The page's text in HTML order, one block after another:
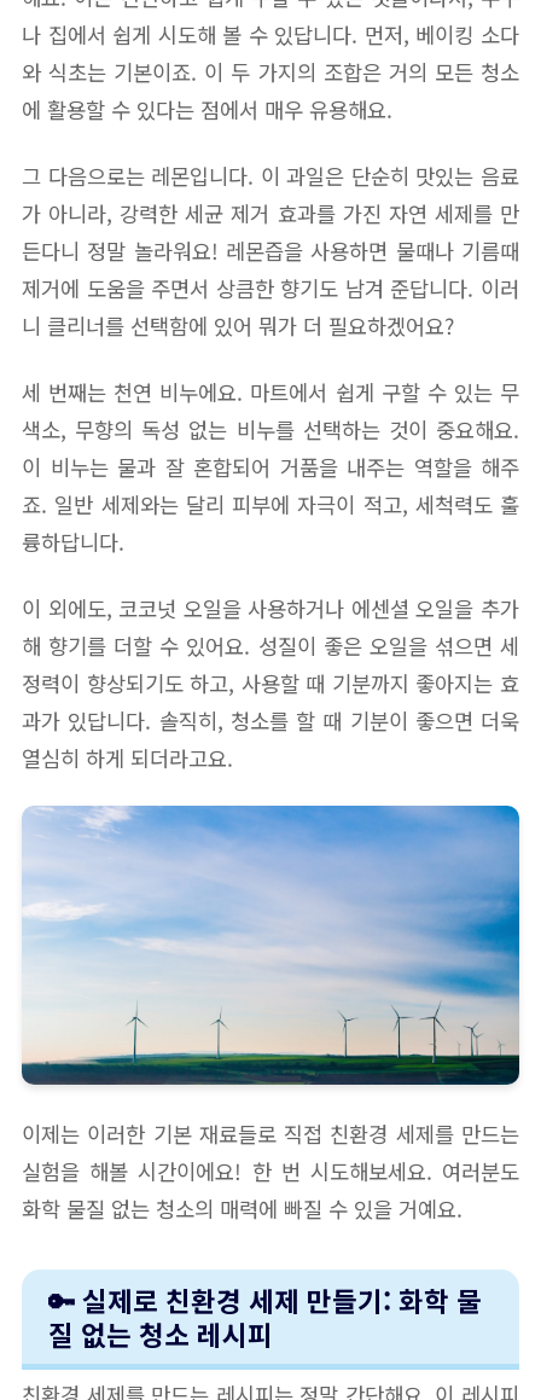
나 집에서 쉽게 시도해 볼 수 있답니다. 먼저, 베이킹 소다
와 식초는 기본이죠. 이 두 가지의 조합은 거의 모든 청소
에 활용할 수 있다는 점에서 매우 유용해요.
그 다음으로는 레몬입니다. 이 과일은 단순히 맛있는 음료
가 아니라, 강력한 세균 제거 효과를 가진 자연 세제를 만
든다니 정말 놀라워요! 레몬즙을 사용하면 물때나 기름때
제거에 도움을 주면서 상큼한 향기도 남겨 준답니다. 이러
니 클리너를 선택함에 있어 뭐가 더 필요하겠어요?
세 번째는 천연 비누에요. 마트에서 쉽게 구할 수 있는 무
색소, 무향의 독성 없는 비누를 선택하는 것이 중요해요.
이 비누는 물과 잘 혼합되어 거품을 내주는 역할을 해주
죠. 일반 세제와는 달리 피부에 자극이 적고, 세척력도 훌
륭하답니다.
이 외에도, 코코넛 오일을 사용하거나 에센셜 오일을 추가
해 향기를 더할 수 있어요. 성질이 좋은 오일을 섞으면 세
정력이 향상되기도 하고, 사용할 때 기분까지 좋아지는 효
과가 있답니다. 솔직히, 청소를 할 때 기분이 좋으면 더욱
열심히 하게 되더라고요.
이제는 이러한 기본 재료들로 직접 친환경 세제를 만드는
실험을 해볼 시간이에요! 한 번 시도해보세요. 여러분도
화학 물질 없는 청소의 매력에 빠질 수 있을 거예요.
🔑 실제로 친환경 세제 만들기: 화학 물
질 없는 청소 레시피